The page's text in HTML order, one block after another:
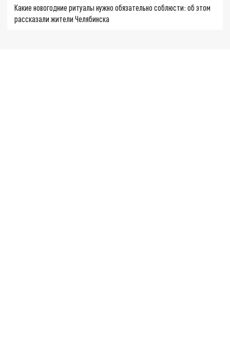
Какие новогодние ритуалы нужно обязательно соблюсти: об этом
рассказали жители Челябинска